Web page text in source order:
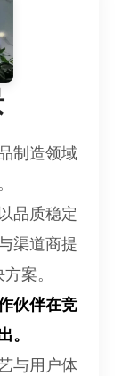
制造领域
品质稳定
渠道商提
案。
伙伴在竞
。
与用户体